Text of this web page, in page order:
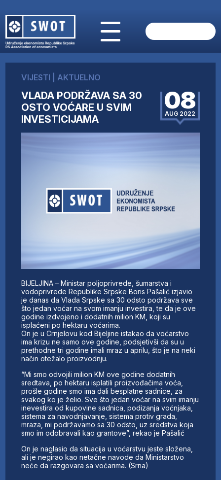
O NAMA
AKTUELNO
ANALIZE
KOMPANIJE
FINANSIJE
UČLANI SE
VIJESTI AKTUELNO
VLADA PODRŽAVA SA 30
OSTO VOĆARE U SVIM
INVESTICIJAMA
08
AUG 2022
BIJELJINA – Ministar poljoprivrede, šumarstva i
vodoprivrede Republike Srpske Boris Pašalić izjavio
je danas da Vlada Srpske sa 30 odsto podržava sve
što jedan voćar na svom imanju investira, te da je ove
godine izdvojeno i dodatnih milion KM, koji su
isplaćeni po hektaru voćarima.
On je u Crnjelovu kod Bijeljine istakao da voćarstvo
ima krizu ne samo ove godine, podsjetivši da su u
prethodne tri godine imali mraz u aprilu, što je na neki
način otežalo proizvodnju.
“Mi smo odvojili milion KM ove godine dodatnih
sredtava, po hektaru isplatili proizvođačima voća,
prošle godine smo ima dali besplatne sadnice, za
svakog ko je želio. Sve što jedan voćar na svim imanju
inevestira od kupovine sadnica, podizanja voćnjaka,
sistema za navodnjavanje, sistema protiv grada,
mraza, mi podržavamo sa 30 odsto, uz sredstva koja
smo im odobravali kao grantove”, rekao je Pašalić
On je naglasio da situacija u voćarstvu jeste složena,
ali je negirao kao netačne navode da Ministarstvo
neće da razgovara sa voćarima. (Srna)